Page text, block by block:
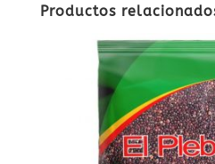
Productos